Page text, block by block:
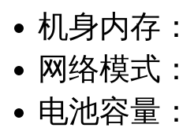
机身内存：
网络模式：
电池容量：